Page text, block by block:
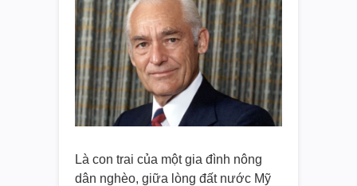
Là con trai của một gia đình nông
dân nghèo, giữa lòng đất nước Mỹ